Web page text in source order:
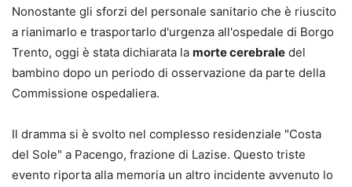
Nonostante gli sforzi del personale sanitario che è riuscito
a rianimarlo e trasportarlo d'urgenza all'ospedale di Borgo
Trento, oggi è stata dichiarata la morte cerebrale del
bambino dopo un periodo di osservazione da parte della
Commissione ospedaliera.
Il dramma si è svolto nel complesso residenziale "Costa
del Sole" a Pacengo, frazione di Lazise. Questo triste
evento riporta alla memoria un altro incidente avvenuto lo